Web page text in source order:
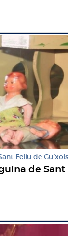
Feliu de Guíxols
de Sant